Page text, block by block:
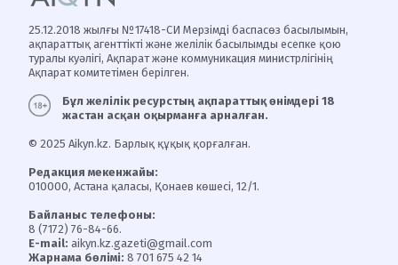
25.12.2018 жылғы №17418-СИ Мерзімді баспасөз басылымын,
ақпараттық агенттікті және желілік басылымды есепке қою
туралы куәлігі, Ақпарат және коммуникация министрлігінің
Ақпарат комитетімен берілген.
Бұл желілік ресурстың ақпараттық өнімдері 18
жастан асқан оқырманға арналған.
© 2025 Aikyn.kz. Барлық құқық қорғалған.
Редакция мекенжайы:
010000, Астана қаласы, Қонаев көшесі, 12/1.
Байланыс телефоны:
8 (7172) 76-84-66.
E-mail: aikyn.kz.gazeti@gmail.com
Жарнама бөлімі: 8 701 675 42 14